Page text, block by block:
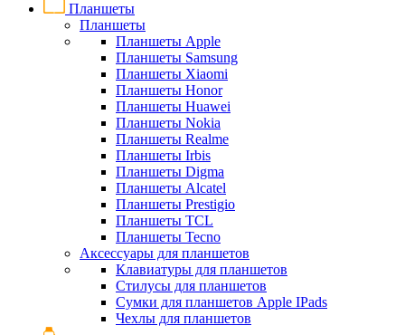
Планшеты
Планшеты
Планшеты Apple
Планшеты Samsung
Планшеты Xiaomi
Планшеты Honor
Планшеты Huawei
Планшеты Nokia
Планшеты Realme
Планшеты Irbis
Планшеты Digma
Планшеты Alcatel
Планшеты Prestigio
Планшеты TCL
Планшеты Tecno
Аксессуары для планшетов
Клавиатуры для планшетов
Стилусы для планшетов
Сумки для планшетов Apple IPads
Чехлы для планшетов